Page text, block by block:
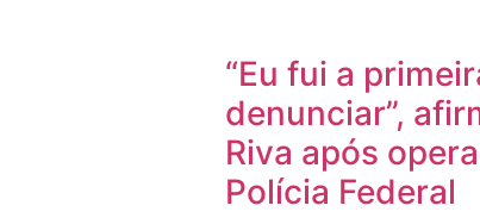
“Eu fui a
denunciar”,
Riva após
Polícia Federal